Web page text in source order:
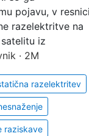
pojavu, v resnici
razelektritve na
iz
· 2M
razelektritev
raziskave